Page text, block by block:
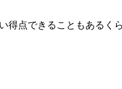
得点できることもあるく